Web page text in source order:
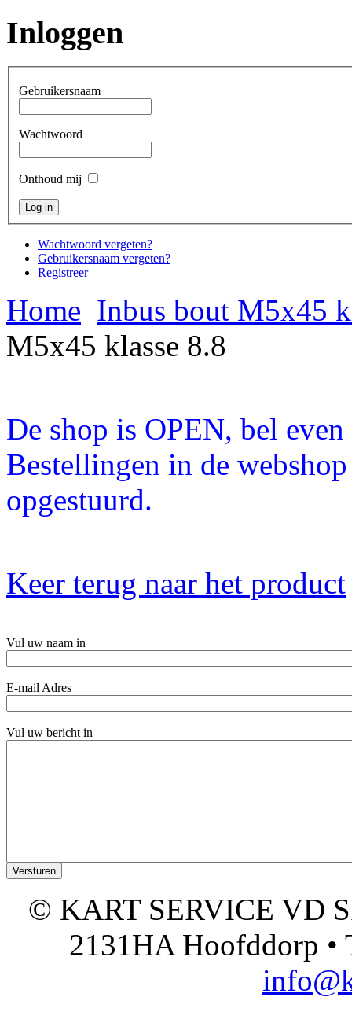
Inloggen
Gebruikersnaam
Wachtwoord
Onthoud mij
Wachtwoord vergeten?
Gebruikersnaam vergeten?
Registreer
Home Inbus bout M5x45
M5x45 klasse 8.8
De shop is OPEN, bel
Bestellingen in de
opgestuurd.
Keer terug naar het product
Vul uw naam in
E-mail Adres
Vul uw bericht in
© KART SERVICE VD
2131HA Hoofddorp •